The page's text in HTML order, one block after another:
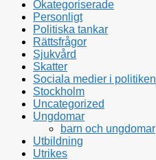
Okategoriserade
Personligt
Politiska tankar
Rättsfrågor
Sjukvård
Skatter
Sociala medier i politiken
Stockholm
Uncategorized
Ungdomar
barn och ungdomar
Utbildning
Utrikes